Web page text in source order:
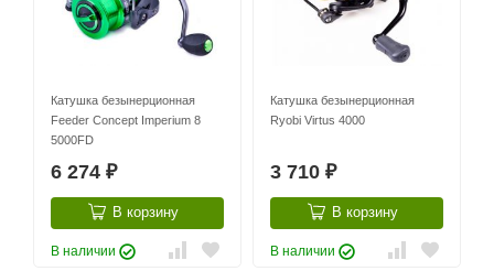
Катушка безынерционная
Feeder Concept Imperium 8
5000FD
6 274 ₽
В корзину
В наличии
Катушка безынерционная
Ryobi Virtus 4000
3 710 ₽
В корзину
В наличии